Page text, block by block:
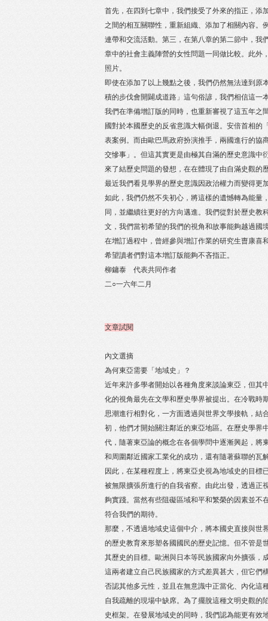
首先，在四到七章中，我們接受了外來的指正，添
之間的相互關聯性，重新組織、添加了相關內容
連帶和交流活動。第三，在第八章的第二節中，我
章中的社會主義陣營的女性問題一同做比較。此外
照片。
即使在添加了以上幾點之後，我們仍然無法達到
積的步伐會開闢成道路」這句俗諺，我們相信這一
我們在準備增訂版的同時，也重新審視了這五年之
國對於本國歷史的反省意識大幅倒退。安倍首相
表案例。而由歐巴馬政府扮演推手，兩國進行的協
交慘事」。但這其實更是由極其自滿的歷史意識中
來了結歷史問題的發想，在在體現了由自滿史觀的
最近我們看見學界的歷史意識因政治權力而變得更
如此，我們仍然不失初心，將這樣的遺憾轉為能量
同，並繼續往更好的方向邁進。我們從對於歷史
文，我們當初希望的我們的視角和故事能夠越過國
在增訂過程中，曾經參與增訂作業的研究生曺康喜
希望讀者們對這本增訂版能夠不吝指正。
柳鏞泰 代表共同作者
二○一六年二月
文章試閱
內文選摘
為何東亞需要「地域史」？
近年來許多學者開始以各種角度來談論東亞，但其
化的視角最先在文學和歷史學界被提出。在冷戰時
思潮進行相對化，一方面透過與世界文學接軌，結
初，他們才開始關注鄰近的東亞地區。在歷史學界
代，隨著東亞論的概念在各個學問中逐漸興起，將
和周圍鄰近國家工業化的成功，還有隨著蘇聯的瓦
因此，在某種程度上，將東亞史視為地域史的目
被無限擴張所進行的自我省察。由此出發，透過正
夠實踐。當然有些阻礙區域和平和繁榮的因素並不
符合我們的期待。
那麼，不透過地域史這個中介，將本國史直接與世
的歷史教育來形塑各國國民的歷史記憶。但不管是
其歷史的目標。歐洲與日本等民族國家向外擴張，
這兩者建立自己民族國家的方式差異甚大，但它們
否認其他多元性，並且在無意識中正當化、內化這
自我疏離的現場中缺席。為了擺脫這種文明史觀
史框架。在發展地域史的同時，我們認為能更有效